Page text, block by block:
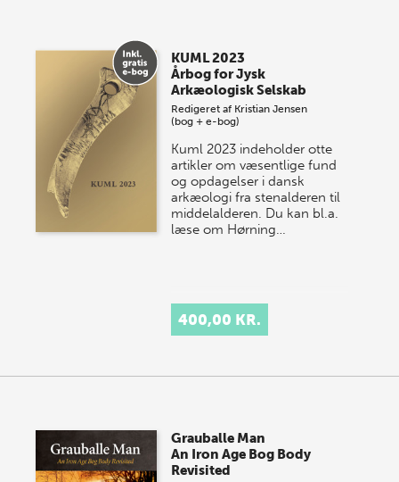
KUML 2023
Årbog for Jysk
Arkæologisk Selskab
Redigeret af Kristian Jensen
(bog + e-bog)
Kuml 2023 indeholder otte
artikler om væsentlige fund
og opdagelser i dansk
arkæologi fra stenalderen til
middelalderen. Du kan bl.a.
læse om Hørning…
400,00 KR.
Grauballe Man
An Iron Age Bog Body
Revisited